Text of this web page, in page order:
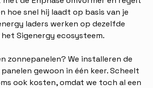
hoe snel hij laadt op basis van je
laders werken op dezelfde
Sigenergy ecosysteem.
zonnepanelen? We installeren de
gewoon in één keer. Scheelt
ook kosten, omdat we toch al een